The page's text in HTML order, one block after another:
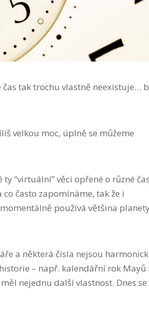
čas tak trochu vlastně neexistuje…
velkou moc, úplně se můžeme
“virtuální” věci opřené o různé
často zapomínáme, tak že i
používá většina
a některá čísla nejsou
– např. kalendářní rok Mayů
nejednu další vlastnost. Dnes se